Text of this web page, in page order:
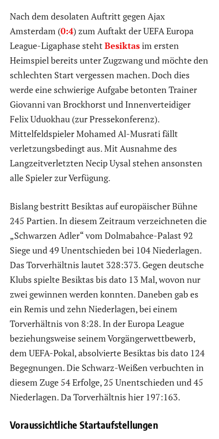
Nach dem desolaten Auftritt gegen Ajax
Amsterdam (0:4) zum Auftakt der UEFA Europa
League-Ligaphase steht Besiktasim ersten
Heimspiel bereits unter Zugzwang und möchte den
schlechten Start vergessen machen. Doch dies
werde eine schwierige Aufgabe betonten Trainer
Giovanni van Brockhorst und Innenverteidiger
Felix Uduokhau (zur Pressekonferenz).
Mittelfeldspieler Mohamed Al-Musrati fällt
verletzungsbedingt aus. Mit Ausnahme des
Langzeitverletzten Necip Uysal stehen ansonsten
alle Spieler zur Verfügung.
Bislang bestritt Besiktas auf europäischer Bühne
245 Partien. In diesem Zeitraum verzeichneten die
„Schwarzen Adler“ vom Dolmabahce-Palast 92
Siege und 49 Unentschieden bei 104 Niederlagen.
Das Torverhältnis lautet 328:373. Gegen deutsche
Klubs spielte Besiktas bis dato 13 Mal, wovon nur
zwei gewinnen werden konnten. Daneben gab es
ein Remis und zehn Niederlagen, bei einem
Torverhältnis von 8:28. In der Europa League
beziehungsweise seinem Vorgängerwettbewerb,
dem UEFA-Pokal, absolvierte Besiktas bis dato 124
Begegnungen. Die Schwarz-Weißen verbuchten in
diesem Zuge 54 Erfolge, 25 Unentschieden und 45
Niederlagen. Da Torverhältnis hier 197:163.
Voraussichtliche Startaufstellungen